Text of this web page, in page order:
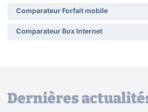
Comparateur Forfait mobile
Comparateur Box Internet
Dernières